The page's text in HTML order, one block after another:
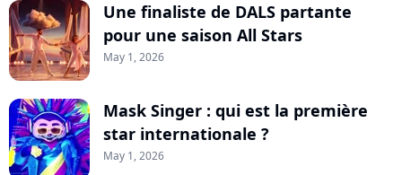
Une finaliste de DALS partante
pour une saison All Stars
May 1, 2026
Mask Singer : qui est la première
star internationale ?
May 1, 2026